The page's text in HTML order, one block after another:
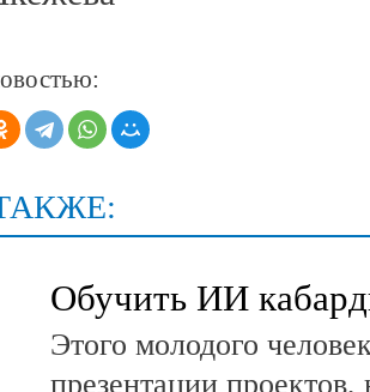
Обучить ИИ
Этого молодого
презентации